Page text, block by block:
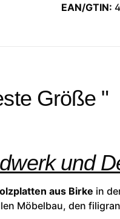
EAN/GTIN:
Größe "
und
aus Birke in
Möbelbau, den